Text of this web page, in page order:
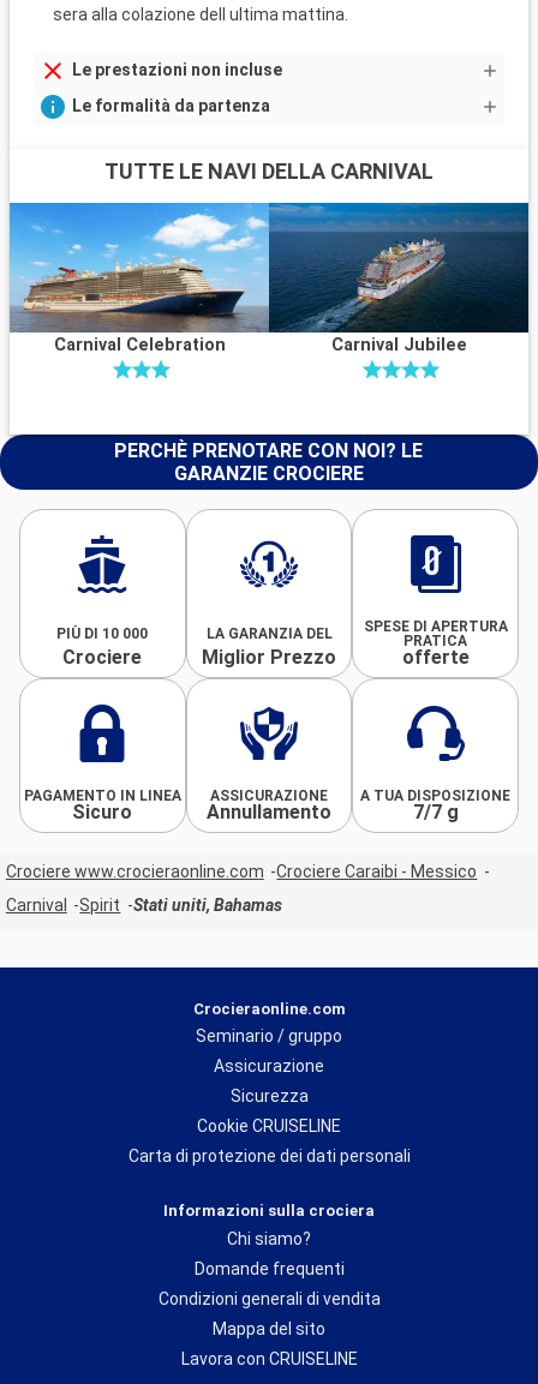
sera alla colazione dell ultima mattina.
Le prestazioni non incluse
Le formalità da partenza
TUTTE LE NAVI DELLA CARNIVAL
Carnival Celebration Carnival Jubilee
PERCHÈ PRENOTARE CON NOI? LE
GARANZIE CROCIERE
PIÙ DI 10 000
Crociere
LA GARANZIA DEL
Miglior Prezzo
SPESE DI APERTURA
PRATICA
offerte
PAGAMENTO IN LINEA
Sicuro
ASSICURAZIONE
Annullamento
A TUA DISPOSIZIONE
7/7 g
Crociere www.crocieraonline.com
Crociere Caraibi - Messico
Carnival
Spirit Stati uniti, Bahamas
Crocieraonline.com
Seminario / gruppo
Assicurazione
Sicurezza
Cookie CRUISELINE
Carta di protezione dei dati personali
Informazioni sulla crociera
Chi siamo?
Domande frequenti
Condizioni generali di vendita
Mappa del sito
Lavora con CRUISELINE